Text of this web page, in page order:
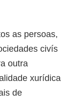
as persoas,
civís
outra
xurídica
de